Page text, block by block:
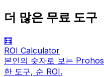
더 많은 무료 도구
🧮
ROI Calculator
본인의 숫자로 보는
한 도구, 순 ROI.